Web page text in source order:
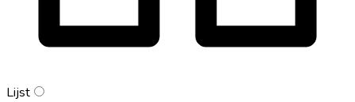
Lijst